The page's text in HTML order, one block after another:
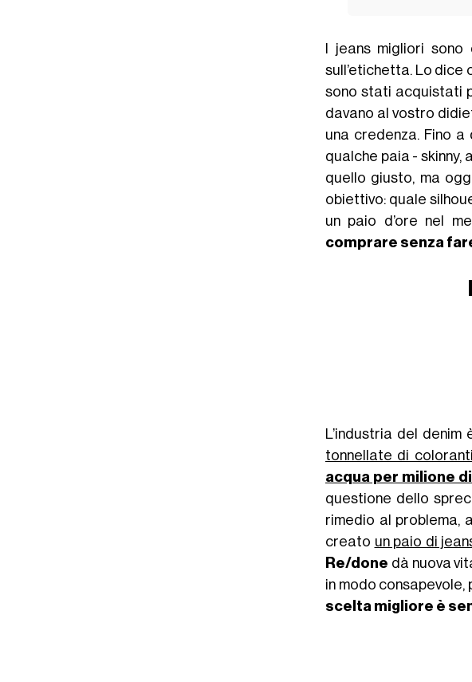
I jeans migliori
sull’etichetta. Lo dice
sono stati acquistati
davano al vostro
una credenza. Fino a
qualche paia - skinny,
quello giusto, ma
obiettivo: quale
un paio d’ore nel
comprare senza
L’industria del denim
tonnellate di coloranti
acqua per milione
questione dello
rimedio al problema,
creato un paio di
Re/done dà nuova
in modo
scelta migliore è